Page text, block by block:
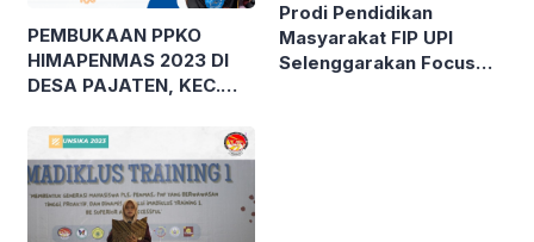
PEMBUKAAN PPKO
HIMAPENMAS 2023 DI
DESA PAJATEN, KEC.
KARAWANG, JAWA
BARAT
Prodi Pendidikan
Masyarakat FIP UPI
Selenggarakan Focus